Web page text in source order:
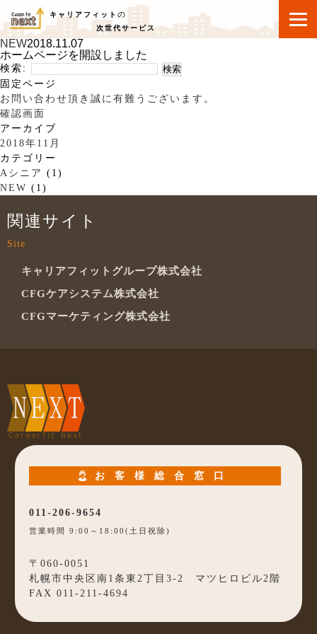
キャリアフィット の
次世代サービス
NEW2018.11.07
ホームページを開設しました
検索:
固定ページ
お問い合わせ頂き誠に有難うございます。
確認画面
アーカイブ
2018年11月
カテゴリー
Aシニア (1)
NEW (1)
関連サイト
Site
キャリアフィットグループ株式会社
CFGケアシステム株式会社
CFGマーケティング株式会社
お客様総合窓口
011-206-9654
営業時間 9:00～18:00(土日祝除)
〒060-0051
札幌市中央区南1条東2丁目3-2 マツヒロビル2階
FAX 011-211-4694